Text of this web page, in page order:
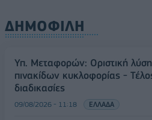
ΔΗΜΟΦΙΛΗ
Υπ. Μεταφορών: Οριστική
πινακίδων κυκλοφορίας -
διαδικασίες
09/08/2026 - 11:18 ΕΛΛΑΔΑ